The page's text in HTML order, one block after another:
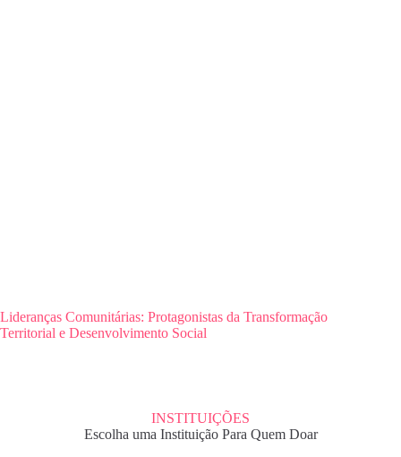
Lideranças Comunitárias: Protagonistas da Transformação
Territorial e Desenvolvimento Social
INSTITUIÇÕES
Escolha uma Instituição Para Quem Doar